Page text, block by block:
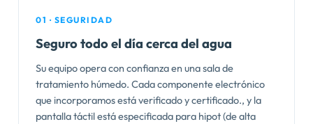
01 · SEGURIDAD
Seguro todo el día cerca del agua
Su equipo opera con confianza en una sala de
tratamiento húmedo. Cada componente electrónico
que incorporamos está verificado y certificado., y la
pantalla táctil está especificada para hipot (de alta